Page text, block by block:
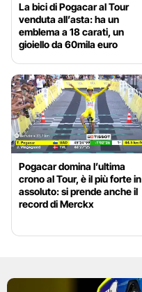
La bici di Pogacar al Tour
venduta all’asta: ha un
emblema a 18 carati, un
gioiello da 60mila euro
Pogacar domina l’ultima
crono al Tour, è il più forte in
assoluto: si prende anche il
record di Merckx